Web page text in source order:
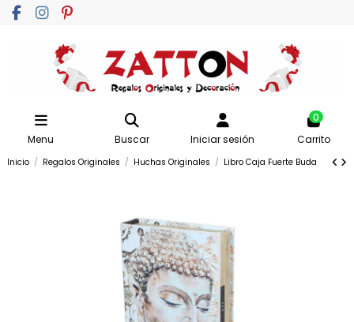
Menu Buscar Iniciar sesión
0
Carrito
Inicio Regalos Originales Huchas Originales Libro Caja Fuerte Buda